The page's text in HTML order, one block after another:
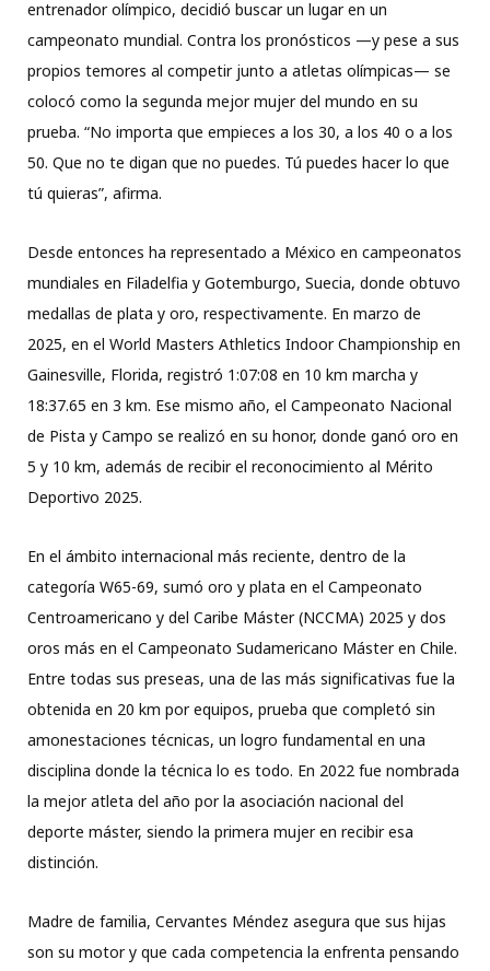
entrenador olímpico, decidió buscar un lugar en un
campeonato mundial. Contra los pronósticos —y pese a sus
propios temores al competir junto a atletas olímpicas— se
colocó como la segunda mejor mujer del mundo en su
prueba. “No importa que empieces a los 30, a los 40 o a los
50. Que no te digan que no puedes. Tú puedes hacer lo que
tú quieras”, afirma.
Desde entonces ha representado a México en campeonatos
mundiales en Filadelfia y Gotemburgo, Suecia, donde obtuvo
medallas de plata y oro, respectivamente. En marzo de
2025, en el World Masters Athletics Indoor Championship en
Gainesville, Florida, registró 1:07:08 en 10 km marcha y
18:37.65 en 3 km. Ese mismo año, el Campeonato Nacional
de Pista y Campo se realizó en su honor, donde ganó oro en
5 y 10 km, además de recibir el reconocimiento al Mérito
Deportivo 2025.
En el ámbito internacional más reciente, dentro de la
categoría W65-69, sumó oro y plata en el Campeonato
Centroamericano y del Caribe Máster (NCCMA) 2025 y dos
oros más en el Campeonato Sudamericano Máster en Chile.
Entre todas sus preseas, una de las más significativas fue la
obtenida en 20 km por equipos, prueba que completó sin
amonestaciones técnicas, un logro fundamental en una
disciplina donde la técnica lo es todo. En 2022 fue nombrada
la mejor atleta del año por la asociación nacional del
deporte máster, siendo la primera mujer en recibir esa
distinción.
Madre de familia, Cervantes Méndez asegura que sus hijas
son su motor y que cada competencia la enfrenta pensando